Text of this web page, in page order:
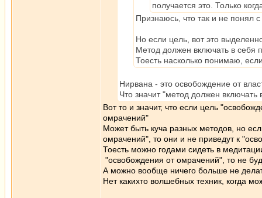
получается это. Только
Признаюсь, что так и не понял
Но если цель, вот это
Метод должен включать в себя
Тоесть насколько понимаю,
Нирвана - это освобождение от
Что значит "метод должен включать
Вот то и значит, что если цель
омрачений"
Может быть куча разных методов, но
омрачений", то они и не приведут к
Тоесть можно годами сидеть в
"освобождения от омрачений", то не
А можно вообще ничего больше не
Нет какихто волшебных техник, когда